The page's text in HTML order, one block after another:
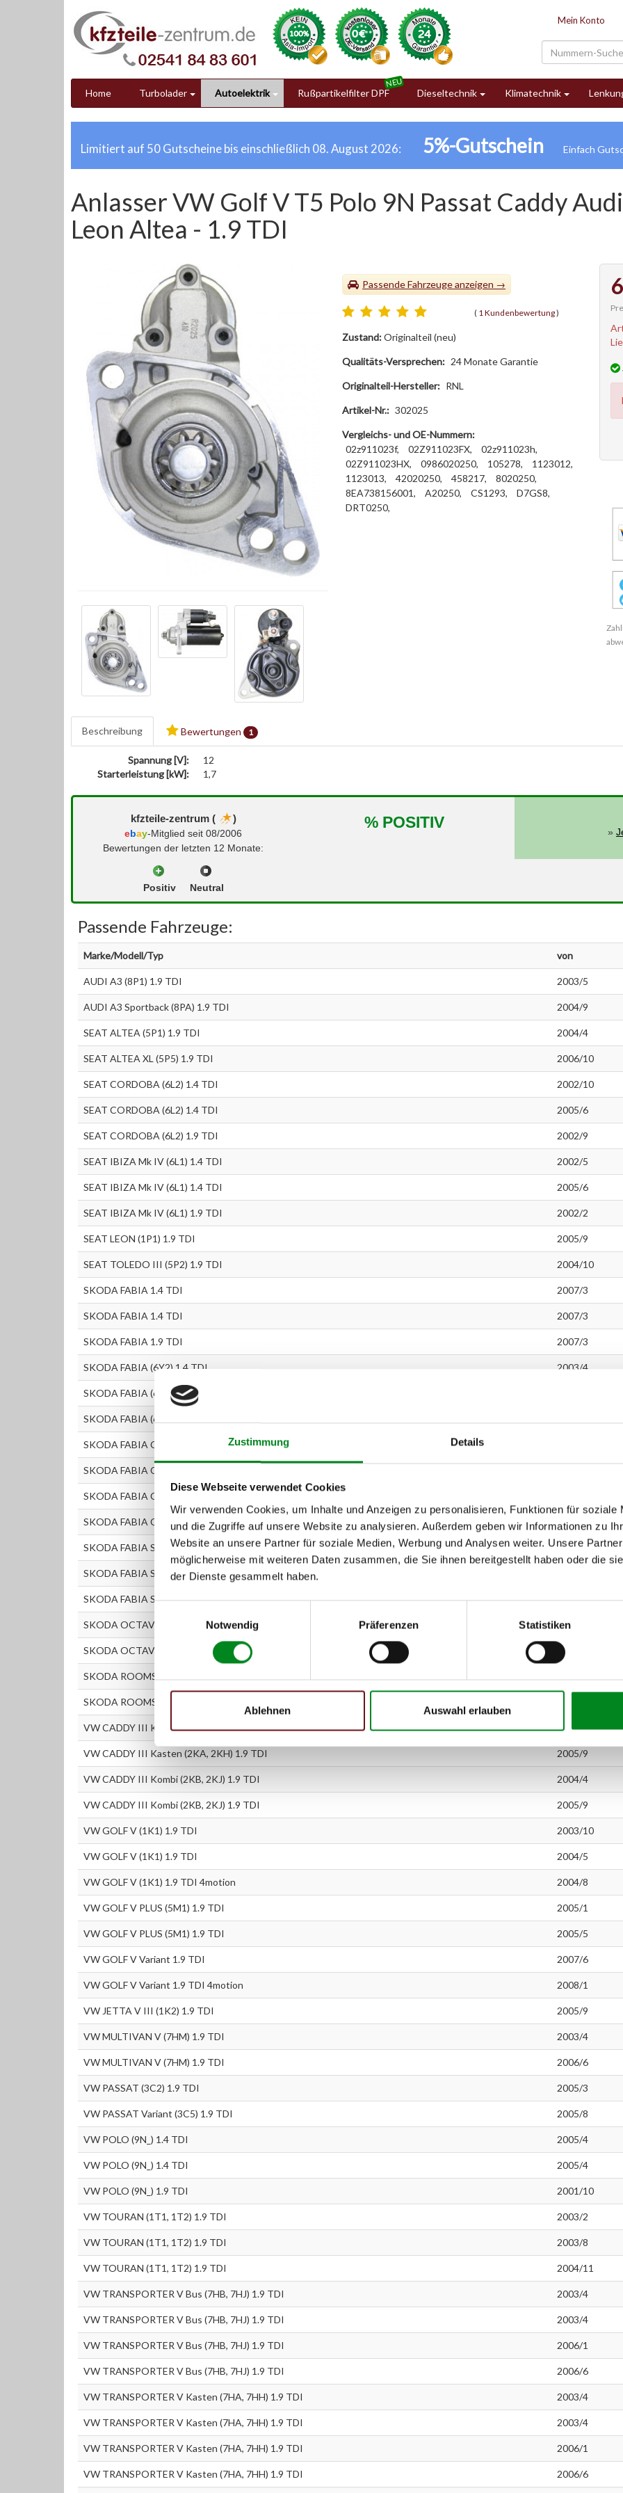
Zustimmung Details
Diese Webseite verwendet Cookies
Wir verwenden Cookies, um Inhalte und Anzeigen zu personalisieren, Funktionen für soziale
und die Zugriffe auf unsere Website zu analysieren. Außerdem geben wir Informationen zu
Website an unsere Partner für soziale Medien, Werbung und Analysen weiter. Unsere
möglicherweise mit weiteren Daten zusammen, die Sie ihnen bereitgestellt haben oder die
der Dienste gesammelt haben.
Notwendig
Präferenzen Statistiken
Ablehnen Auswahl erlauben
Mein Konto
Home Turbolader Autoelektrik Rußpartikelfilter DPF Dieseltechnik Klimatechnik
Limitiert auf 50 Gutscheine bis einschließlich 08. August 2026: 5%-Gutschein
Anlasser VW Golf V T5 Polo 9N Passat Caddy
Leon Altea - 1.9 TDI
Passende Fahrzeuge
( 1 Kundenbewertung)
Zustand:Originalteil (neu)
Qualitäts-Versprechen: 24 Monate Garantie
Originalteil-Hersteller: RNL
Artikel-Nr.: 302025
Vergleichs- und OE-Nummern:
02z911023f,
02Z911023FX,
02z911023h,
02Z911023HX,
0986020250, 105278,
1123012,
1123013,
42020250, 458217,
8020250,
8EA738156001,
A20250, CS1293,
D7GS8,
DRT0250,
Beschreibung Bewertungen 1
Spannung [V]:
12
Starterleistung [kW]:
1,7
kfzteile-zentrum ( )
ebay-Mitglied seit 08/2006
Bewertungen der letzten 12 Monate:
Positiv Neutral
% POSITIV
»
Passende Fahrzeuge:
Marke/Modell/Typ von
AUDI A3 (8P1) 1.9 TDI 2003/5
AUDI A3 Sportback (8PA) 1.9 TDI 2004/9
SEAT ALTEA (5P1) 1.9 TDI 2004/4
SEAT ALTEA XL (5P5) 1.9 TDI 2006/10
SEAT CORDOBA (6L2) 1.4 TDI 2002/10
SEAT CORDOBA (6L2) 1.4 TDI 2005/6
SEAT CORDOBA (6L2) 1.9 TDI 2002/9
SEAT IBIZA Mk IV (6L1) 1.4 TDI 2002/5
SEAT IBIZA Mk IV (6L1) 1.4 TDI 2005/6
SEAT IBIZA Mk IV (6L1) 1.9 TDI 2002/2
SEAT LEON (1P1) 1.9 TDI 2005/9
SEAT TOLEDO III (5P2) 1.9 TDI 2004/10
SKODA FABIA 1.4 TDI 2007/3
SKODA FABIA 1.4 TDI 2007/3
SKODA FABIA 1.9 TDI 2007/3
SKODA FABIA (6Y2) 1.4 TDI 2003/4
SKODA FABIA (6Y2) 1.4 TDI
SKODA FABIA (6Y2) 1.9 TDI
SKODA FABIA Combi 1.4 TDI
SKODA FABIA Combi 1.9 TDI
SKODA FABIA Combi (6Y5) 1.4 TDI
SKODA FABIA Combi (6Y5) 1.9 TDI 2000/4
SKODA FABIA Stufenheck (6Y3) 1.4 TDI 2003/4
SKODA FABIA Stufenheck (6Y3) 1.4 TDI
SKODA FABIA Stufenheck (6Y3) 1.9 TDI 2000/1
SKODA OCTAVIA (1Z3) 1.9 TDI 2004/6
SKODA OCTAVIA Combi (1Z5) 1.9 TDI 2004/9
SKODA ROOMSTER (5J) 1.4 TDI 2006/9
SKODA ROOMSTER (5J) 1.9 TDI
VW CADDY III Kasten (2KA, 2KH) 1.9 TDI 2004/4
VW CADDY III Kasten (2KA, 2KH) 1.9 TDI 2005/9
VW CADDY III Kombi (2KB, 2KJ) 1.9 TDI 2004/4
VW CADDY III Kombi (2KB, 2KJ) 1.9 TDI 2005/9
VW GOLF V (1K1) 1.9 TDI 2003/10
VW GOLF V (1K1) 1.9 TDI 2004/5
VW GOLF V (1K1) 1.9 TDI 4motion 2004/8
VW GOLF V PLUS (5M1) 1.9 TDI 2005/1
VW GOLF V PLUS (5M1) 1.9 TDI 2005/5
VW GOLF V Variant 1.9 TDI 2007/6
VW GOLF V Variant 1.9 TDI 4motion 2008/1
VW JETTA V III (1K2) 1.9 TDI 2005/9
VW MULTIVAN V (7HM) 1.9 TDI 2003/4
VW MULTIVAN V (7HM) 1.9 TDI 2006/6
VW PASSAT (3C2) 1.9 TDI 2005/3
VW PASSAT Variant (3C5) 1.9 TDI 2005/8
VW POLO (9N_) 1.4 TDI 2005/4
VW POLO (9N_) 1.4 TDI 2005/4
VW POLO (9N_) 1.9 TDI 2001/10
VW TOURAN (1T1, 1T2) 1.9 TDI 2003/2
VW TOURAN (1T1, 1T2) 1.9 TDI 2003/8
VW TOURAN (1T1, 1T2) 1.9 TDI 2004/11
VW TRANSPORTER V Bus (7HB, 7HJ) 1.9 TDI 2003/4
VW TRANSPORTER V Bus (7HB, 7HJ) 1.9 TDI 2003/4
VW TRANSPORTER V Bus (7HB, 7HJ) 1.9 TDI 2006/1
VW TRANSPORTER V Bus (7HB, 7HJ) 1.9 TDI 2006/6
VW TRANSPORTER V Kasten (7HA, 7HH) 1.9 TDI 2003/4
VW TRANSPORTER V Kasten (7HA, 7HH) 1.9 TDI 2003/4
VW TRANSPORTER V Kasten (7HA, 7HH) 1.9 TDI 2006/1
VW TRANSPORTER V Kasten (7HA, 7HH) 1.9 TDI 2006/6